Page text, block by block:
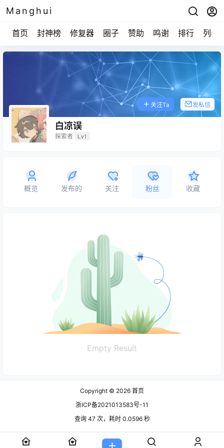
Manghui
首页 封神榜 修复器 圈子 赞助 鸣谢 排行 列表
白凉误
探索者 Lv1
关注Ta 发私信
概览 发布的 关注 粉丝 收藏
Empty Result
Copyright © 2026 首页
浙ICP备2021013583号-11
查询 47 次，耗时 0.0596 秒